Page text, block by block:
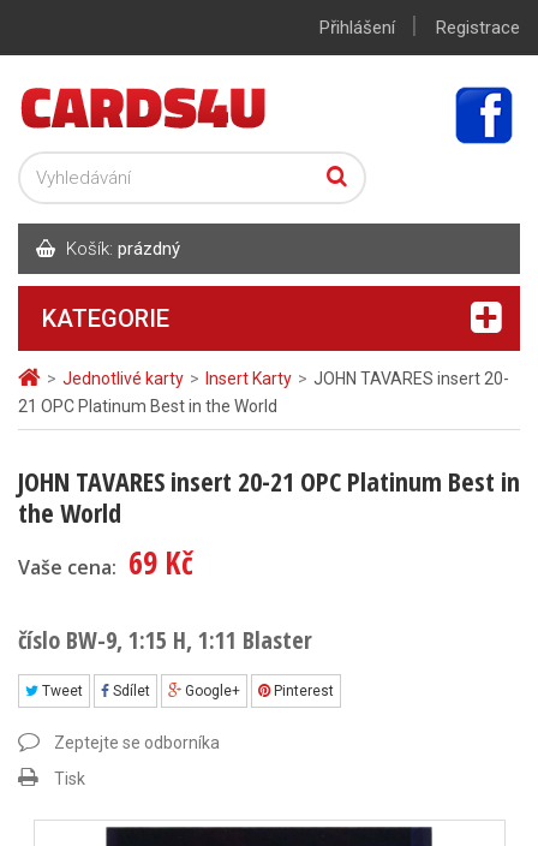
> Jednotlivé karty > Insert Karty > JOHN TAVARES insert 20-
21 OPC Platinum Best in the World
JOHN TAVARES insert 20-21 OPC Platinum Best in
the World
Vaše cena: 69 Kč
číslo BW-9, 1:15 H, 1:11 Blaster
Tweet Sdílet Google+ Pinterest
Zeptejte se odborníka
Tisk
Přihlášení | Registrace
Košík: prázdný
KATEGORIE